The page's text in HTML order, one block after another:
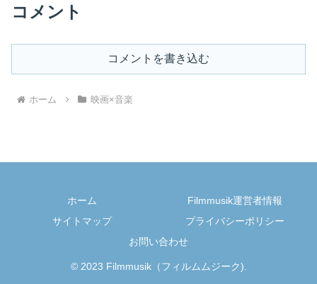
コメント
コメントを書き込む
ホーム 映画×音楽
ホーム
Filmmusik運営者情報
サイトマップ
プライバシーポリシー
お問い合わせ
© 2023 Filmmusik（フィルムムジーク).